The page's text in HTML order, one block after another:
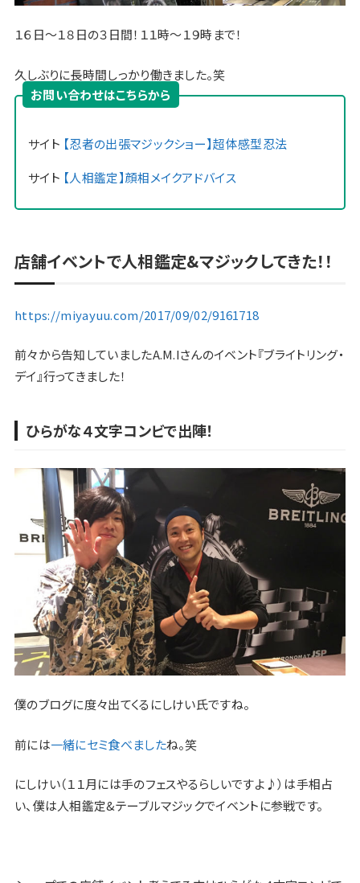
１６日〜１８日の３日間！１１時〜１９時まで！
久しぶりに長時間しっかり働きました。笑
お問い合わせはこちらから
サイト 【忍者の出張マジックショー】超体感型忍法
サイト 【人相鑑定】顔相メイクアドバイス
店舗イベントで人相鑑定&マジックしてきた！！
https://miyayuu.com/2017/09/02/9161718
前々から告知していましたA.M.Iさんのイベント『ブライトリング・
デイ』行ってきました！
ひらがな４文字コンビで出陣！
僕のブログに度々出てくるにしけい氏ですね。
前には一緒にセミ食べましたね。笑
にしけい（１１月には手のフェスやるらしいですよ♪）は手相占
い、僕は人相鑑定&テーブルマジックでイベントに参戦です。